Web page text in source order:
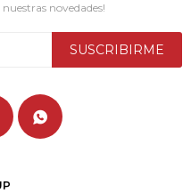
novedades!
SUSCRIBIRME
